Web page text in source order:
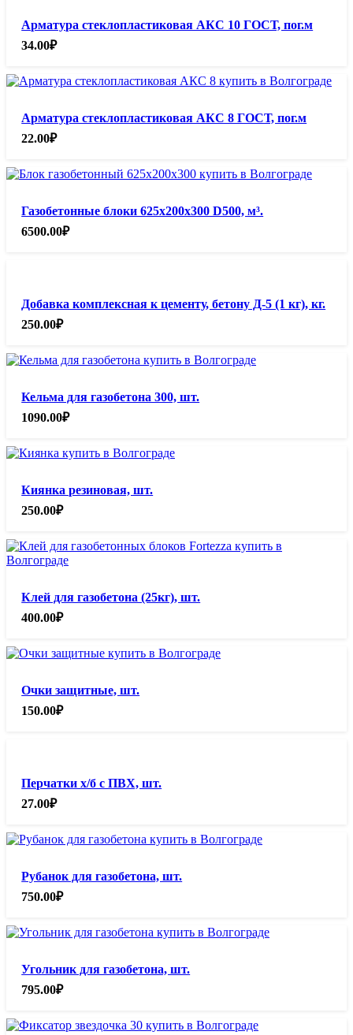
Арматура стеклопластиковая АКС 10 ГОСТ, пог.м
34.00₽
Арматура стеклопластиковая АКС 8 ГОСТ, пог.м
22.00₽
Газобетонные блоки 625х200х300 D500, м³.
6500.00₽
Добавка комплексная к цементу, бетону Д-5 (1 кг), кг.
250.00₽
Кельма для газобетона 300, шт.
1090.00₽
Киянка резиновая, шт.
250.00₽
Клей для газобетона (25кг), шт.
400.00₽
Очки защитные, шт.
150.00₽
Перчатки х/б с ПВХ, шт.
27.00₽
Рубанок для газобетона, шт.
750.00₽
Угольник для газобетона, шт.
795.00₽